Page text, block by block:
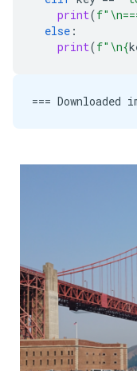
print(f" \n
else :
print(f" \n{